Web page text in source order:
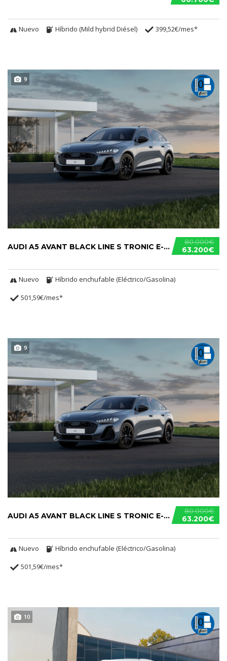
Nuevo Híbrido (Mild hybrid Diésel) 399,52€/mes*
9
80.000€
63.200€
AUDI A5 AVANT BLACK LINE S TRONIC E-HYBRID
Nuevo
Híbrido enchufable (Eléctrico/Gasolina)
501,59€/mes*
9
80.000€
63.200€
AUDI A5 AVANT BLACK LINE S TRONIC E-HYBRID
Nuevo
Híbrido enchufable (Eléctrico/Gasolina)
501,59€/mes*
10